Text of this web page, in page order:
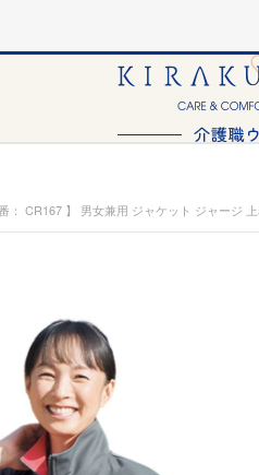
： CR167 】 男女兼用 ジャケット ジャージ